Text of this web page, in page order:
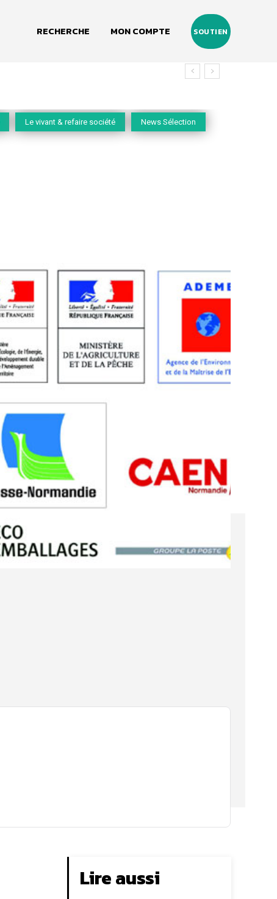
RECHERCHE MON COMPTE SOUTIEN
Le vivant & refaire société News Sélection
Lire aussi